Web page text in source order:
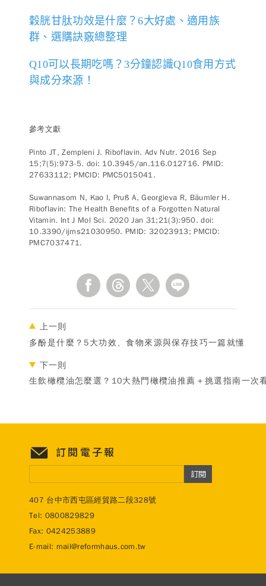
穀胱甘肽功效是什麼？6大好處、適用族
群、選購訣竅總整理
Q10可以長期吃嗎？3分鐘認識Q10食用方式
與成分來源！
參考文獻
Pinto JT, Zempleni J. Riboflavin. Adv Nutr. 2016 Sep
15;7(5):973-5. doi: 10.3945/an.116.012716. PMID:
27633112; PMCID: PMC5015041.
Suwannasom N, Kao I, Pruß A, Georgieva R, Bäumler H.
Riboflavin: The Health Benefits of a Forgotten Natural
Vitamin. Int J Mol Sci. 2020 Jan 31;21(3):950. doi:
10.3390/ijms21030950. PMID: 32023913; PMCID:
PMC7037471.
上一則
多酚是什麼？5大功效、食物來源與保存技巧一篇就懂
下一則
生飲橄欖油怎麼選？10大熱門橄欖油推薦＋挑選指南一次
訂閱電子報
訂閱
407 台中市西屯區經貿路二段328號
Tel: 0800829829
Fax: 0424253889
E-mail: mail@reformhaus.com.tw